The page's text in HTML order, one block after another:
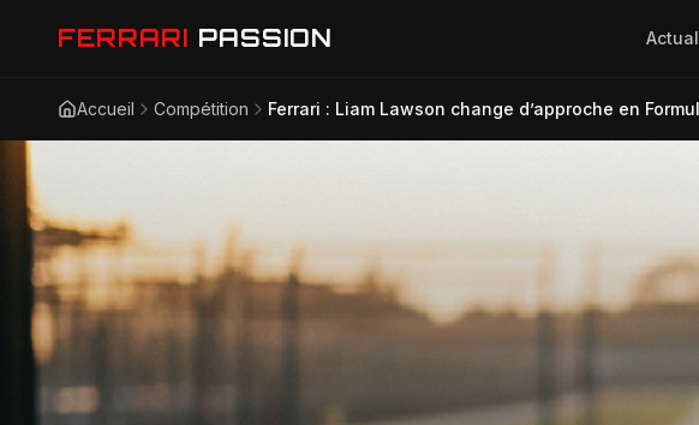
FERRARI PASSION
Accueil Compétition Ferrari : Liam Lawson change d’approche en